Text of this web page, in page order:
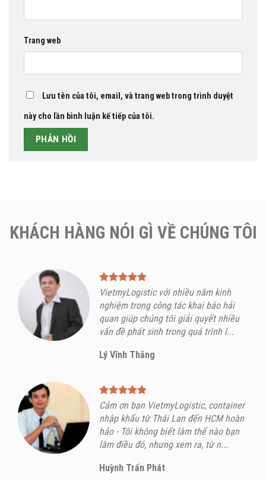
Trang web
Lưu tên của tôi, email, và trang web trong trình duyệt
này cho lần bình luận kế tiếp của tôi.
KHÁCH HÀNG NÓI GÌ VỀ CHÚNG TÔI
VietmyLogistic với nhiều năm kinh
nghiệm trong công tác khai báo hải
quan giúp chúng tôi giải quyết nhiều
vấn đề phát sinh trong quá trình l...
Lý Vĩnh Thắng
Cảm ơn bạn VietmyLogistic, container
nhập khẩu từ Thái Lan đến HCM hoàn
hảo - Tôi không biết làm thế nào bạn
làm điều đó, nhưng xem ra, từ n...
Huỳnh Trấn Phát